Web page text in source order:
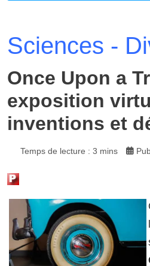
Sciences -
Once Upon a
exposition
inventions et
Temps de lecture : 3 mins